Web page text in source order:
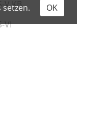
V KB
VI
setzen.
OK